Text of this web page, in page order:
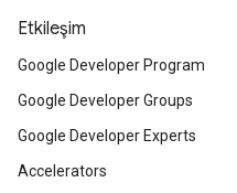
Etkileşim
Google Developer Program
Google Developer Groups
Google Developer Experts
Accelerators